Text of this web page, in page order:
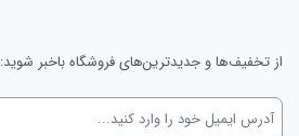
از تخفیف‌ها و جدیدترین‌های فروشگاه باخبر شوید: